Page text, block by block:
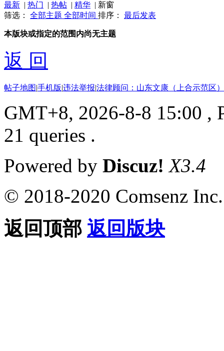
最新 | 热门 | 热帖 | 精华 | 新窗
筛选： 全部主题 全部时间 排序： 最后发表
本版块或指定的范围内尚无主题
返 回
帖子地图|手机版|违法举报|法律顾问：山东文康（上合示范区
GMT+8, 2026-8-8 15:00 ,
21 queries .
Powered by Discuz! X3.4
© 2018-2020 Comsenz Inc.
返回顶部 返回版块